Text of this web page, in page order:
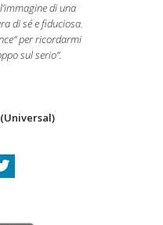
di una
di sé e fiduciosa.
per ricordarmi
sul serio”.